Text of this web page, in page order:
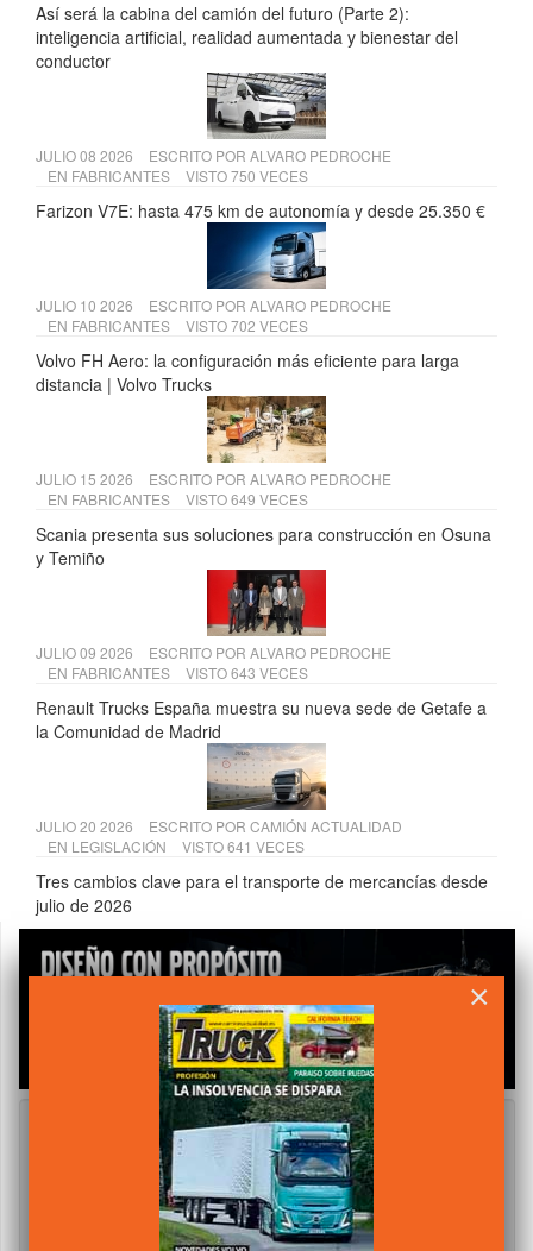
Así será la cabina del camión del futuro (Parte 2):
inteligencia artificial, realidad aumentada y bienestar del
conductor
JULIO 08 2026 ESCRITO POR ALVARO PEDROCHE
EN FABRICANTES VISTO 750 VECES
Farizon V7E: hasta 475 km de autonomía y desde 25.350 €
JULIO 10 2026 ESCRITO POR ALVARO PEDROCHE
EN FABRICANTES VISTO 702 VECES
Volvo FH Aero: la configuración más eficiente para larga
distancia | Volvo Trucks
JULIO 15 2026 ESCRITO POR ALVARO PEDROCHE
EN FABRICANTES VISTO 649 VECES
Scania presenta sus soluciones para construcción en Osuna
y Temiño
JULIO 09 2026 ESCRITO POR ALVARO PEDROCHE
EN FABRICANTES VISTO 643 VECES
Renault Trucks España muestra su nueva sede de Getafe a
la Comunidad de Madrid
JULIO 20 2026 ESCRITO POR CAMIÓN ACTUALIDAD
EN LEGISLACIÓN VISTO 641 VECES
Tres cambios clave para el transporte de mercancías desde
julio de 2026
×